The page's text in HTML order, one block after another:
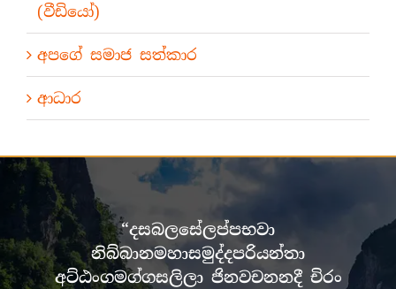
(වීඩියෝ)
අපගේ සමාජ සත්කාර
ආධාර
“දසබලසේලප්පභවා
නිබ්බානමහාසමුද්දපරියන්තා
අට්ඨංගමග්ගසලිලා ජිනවචනනදී චිරං